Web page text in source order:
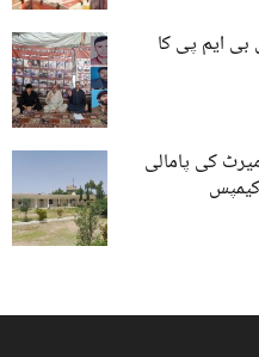
ایم پی کا
کی پامالی